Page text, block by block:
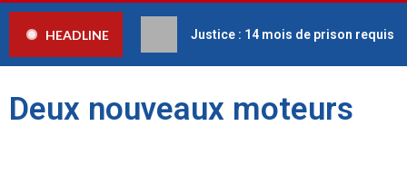
HEADLINE Justice : 14 mois de prison requis
Deux nouveaux moteurs